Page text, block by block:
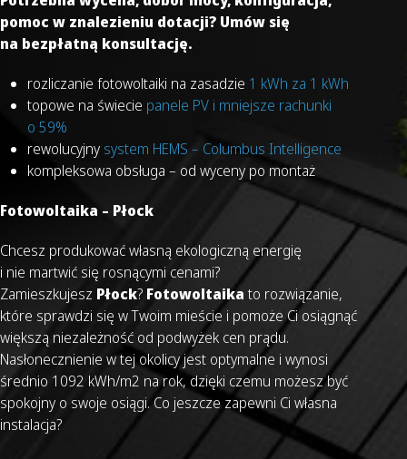
pomoc w znalezieniu dotacji? Umów się
na bezpłatną konsultację.
rozliczanie fotowoltaiki na zasadzie 1 kWh za 1 kWh
topowe na świecie panele PV i mniejsze rachunki
o 59%
rewolucyjny system HEMS – Columbus Intelligence
kompleksowa obsługa – od wyceny po montaż
Fotowoltaika – Płock
Chcesz produkować własną ekologiczną energię
i nie martwić się rosnącymi cenami?
Zamieszkujesz Płock? Fotowoltaika to rozwiązanie,
które sprawdzi się w Twoim mieście i pomoże Ci osiągnąć
większą niezależność od podwyżek cen prądu.
Nasłonecznienie w tej okolicy jest optymalne i wynosi
średnio 1092 kWh/m2 na rok, dzięki czemu możesz być
spokojny o swoje osiągi. Co jeszcze zapewni Ci własna
instalacja?